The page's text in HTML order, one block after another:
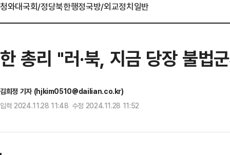
청와대국회/정당북한행정국방/외교정치일반
한 총리 "러·북, 지금 당장 불법
김희정 기자 (hjkim0510@dailian.co.kr)
입력 2024.11.28 11:48 수정 2024.11.28 11:52